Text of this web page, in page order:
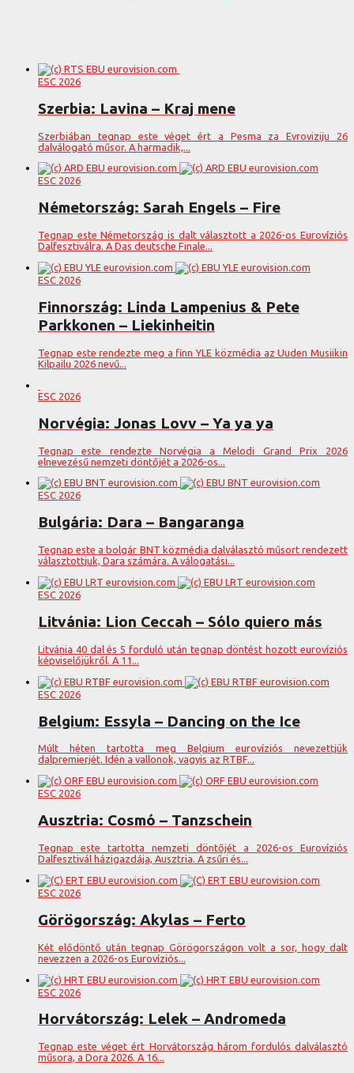
ESC 2026
Szerbia: Lavina – Kraj mene
Szerbiában tegnap este véget ért a Pesma za Evroviziju 26
dalválogató műsor. A harmadik,...
ESC 2026
Németország: Sarah Engels – Fire
Tegnap este Németország is dalt választott a 2026-os Eurovíziós
Dalfesztiválra. A Das deutsche Finale...
ESC 2026
Finnország: Linda Lampenius & Pete
Parkkonen – Liekinheitin
Tegnap este rendezte meg a finn YLE közmédia az Uuden Musiikin
Kilpailu 2026 nevű...
ESC 2026
Norvégia: Jonas Lovv – Ya ya ya
Tegnap este rendezte Norvégia a Melodi Grand Prix 2026
elnevezésű nemzeti döntőjét a 2026-os...
ESC 2026
Bulgária: Dara – Bangaranga
Tegnap este a bolgár BNT közmédia dalválasztó műsort rendezett
választottjuk, Dara számára. A válogatási...
ESC 2026
Litvánia: Lion Ceccah – Sólo quiero más
Litvánia 40 dal és 5 forduló után tegnap döntést hozott eurovíziós
képviselőjükről. A 11...
ESC 2026
Belgium: Essyla – Dancing on the Ice
Múlt héten tartotta meg Belgium eurovíziós nevezettjük
dalpremierjét. Idén a vallonok, vagyis az RTBF...
ESC 2026
Ausztria: Cosmó – Tanzschein
Tegnap este tartotta nemzeti döntőjét a 2026-os Eurovíziós
Dalfesztivál házigazdája, Ausztria. A zsűri és...
ESC 2026
Görögország: Akylas – Ferto
Két elődöntő után tegnap Görögországon volt a sor, hogy dalt
nevezzen a 2026-os Eurovíziós...
ESC 2026
Horvátország: Lelek – Andromeda
Tegnap este véget ért Horvátország három fordulós dalválasztó
műsora, a Dora 2026. A 16...